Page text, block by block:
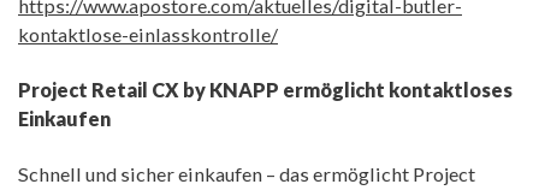
https://www.apostore.com/aktuelles/digital-butler-
kontaktlose-einlasskontrolle/
Project Retail CX by KNAPP ermöglicht kontaktloses
Einkaufen
Schnell und sicher einkaufen – das ermöglicht Project